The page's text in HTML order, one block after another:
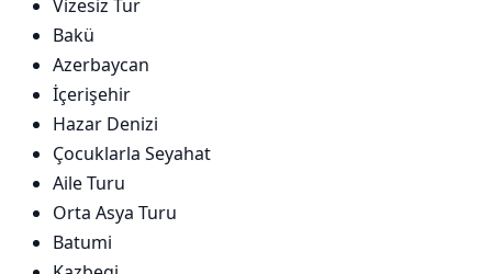
Vizesiz Tur
Bakü
Azerbaycan
İçerişehir
Hazar Denizi
Çocuklarla Seyahat
Aile Turu
Orta Asya Turu
Batumi